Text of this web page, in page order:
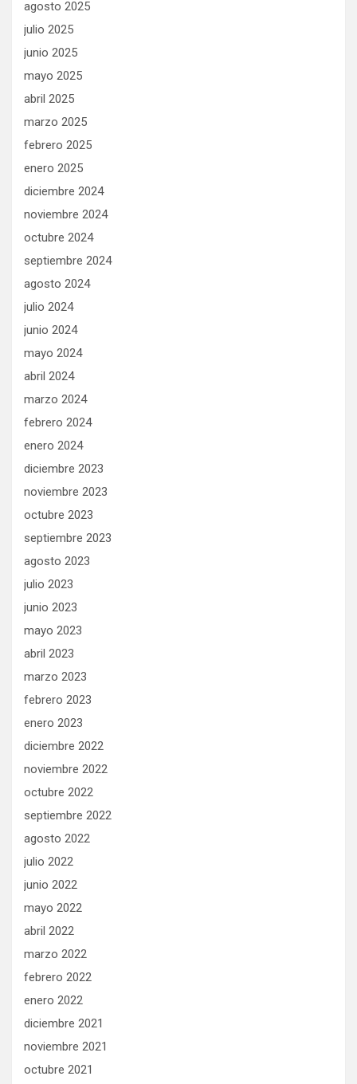
agosto 2025
julio 2025
junio 2025
mayo 2025
abril 2025
marzo 2025
febrero 2025
enero 2025
diciembre 2024
noviembre 2024
octubre 2024
septiembre 2024
agosto 2024
julio 2024
junio 2024
mayo 2024
abril 2024
marzo 2024
febrero 2024
enero 2024
diciembre 2023
noviembre 2023
octubre 2023
septiembre 2023
agosto 2023
julio 2023
junio 2023
mayo 2023
abril 2023
marzo 2023
febrero 2023
enero 2023
diciembre 2022
noviembre 2022
octubre 2022
septiembre 2022
agosto 2022
julio 2022
junio 2022
mayo 2022
abril 2022
marzo 2022
febrero 2022
enero 2022
diciembre 2021
noviembre 2021
octubre 2021